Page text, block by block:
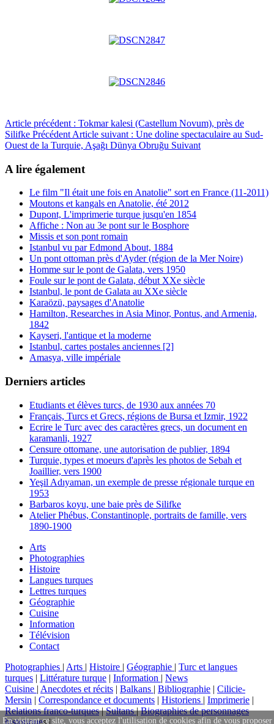
Article précédent : Tokmar kalesi (Castellum Novum), près de
Silifke Précédent Article suivant : Une doline spectaculaire au Sud-
Ouest de la Turquie, Aşağı Dünya Obruğu Suivant
A lire également
Le film "Il était une fois en Anatolie" sort en France (11-2011)
Moutons et kangals en Anatolie, été 2012
Dupont, L'imprimerie turque jusqu'en 1854
Affiche : Non au 3e pont sur le Bosphore
Missis et son pont romain
Istanbul vu par Edmond About, 1884
Un pont ottoman près d'Ayder (région de la Mer Noire)
Homme sur le pont de Galata, vers 1950
Foule sur le pont de Galata, début XXe siècle
Istanbul, le pont de Galata au XXe siècle
Karaözü, paysages d'Anatolie
Hamilton, Researches in Asia Minor, Pontus, and Armenia,
1842
Kayseri, l'antique et la moderne
Istanbul, cartes postales anciennes [2]
Amasya, ville impériale
Derniers articles
Etudiants et élèves turcs, de 1930 aux années 70
Français, Turcs et Grecs, régions de Bursa et Izmir, 1922
Ecrire le Turc avec des caractères grecs, un document en
karamanli, 1927
Censure ottomane, une autorisation de publier, 1894
Turquie, types et moeurs d'après les photos de Sebah et
Joaillier, vers 1900
Yeşil Adıyaman, un exemple de presse régionale turque en
1953
Barbaros koyu, une baie près de Silifke
Atelier Phébus, Constantinople, portraits de famille, vers
1890-1900
Arts
Photographies
Histoire
Langues turques
Lettres turques
Géographie
Cuisine
Information
Télévision
Contact
Photographies | Arts | Histoire | Géographie | Turc et langues
turques | Littérature turque | Information | News
Cuisine | Anecdotes et récits | Balkans | Bibliographie | Cilicie-
Mersin | Correspondance et documents | Historiens | Imprimerie |
Relations franco-turques|Sultans|Biographies de personnages
historiques |
En visitant ce site, vous acceptez l'utilisation de cookies afin de vous proposer